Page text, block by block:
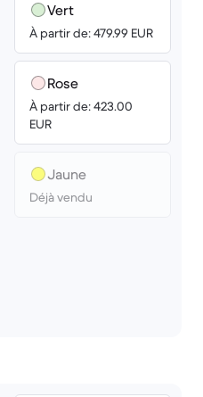
Vert
À partir de: 479.99 EUR
Rose
À partir de: 423.00
EUR
Jaune
Déjà vendu